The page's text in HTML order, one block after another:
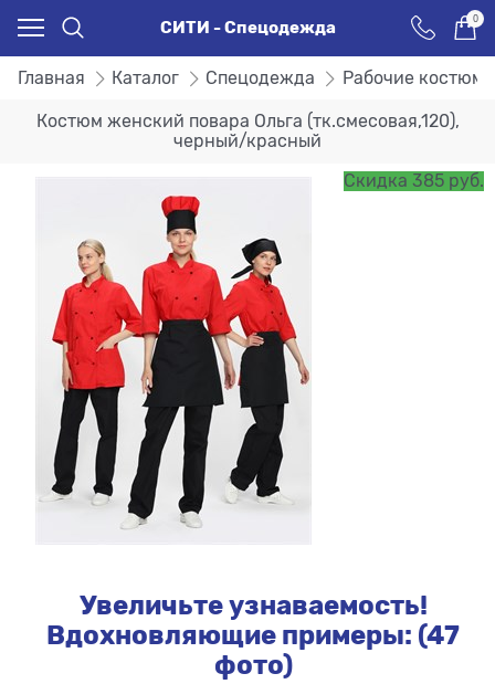
СИТИ - Спецодежда 0
Главная Каталог Спецодежда Рабочие костюмы
Костюм женский повара Ольга (тк.смесовая,120),
черный/красный
Скидка 385 руб.
Увеличьте узнаваемость!
Вдохновляющие примеры: (47
фото)